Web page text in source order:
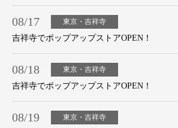
08/17 東京・吉祥寺
吉祥寺でポップアップストアOPEN！
08/18 東京・吉祥寺
吉祥寺でポップアップストアOPEN！
08/19 東京・吉祥寺